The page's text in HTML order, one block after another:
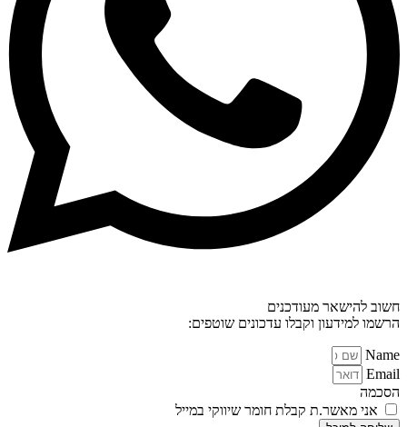
חשוב להישאר מעודכנים
הרשמו למידעון וקבלו עדכונים שוטפים:
Name
Email
הסכמה
אני מאשר.ת קבלת חומר שיווקי במייל